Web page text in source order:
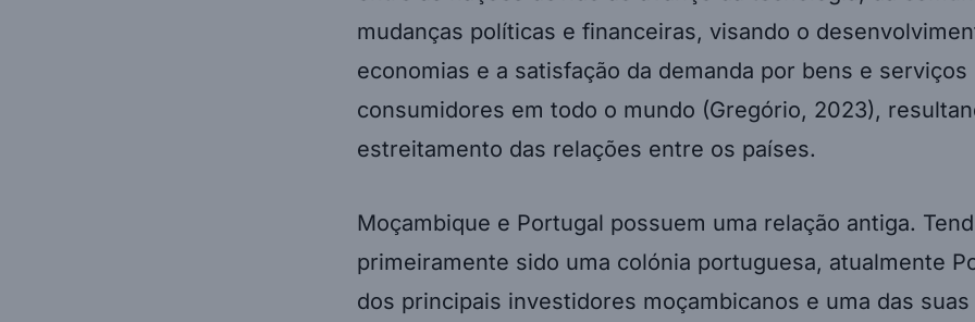
mudanças políticas e financeiras, visando o
economias e a satisfação da demanda por bens e serviços
consumidores em todo o mundo (Gregório, 2023),
estreitamento das relações entre os países.
Moçambique e Portugal possuem uma relação antiga.
primeiramente sido uma colónia portuguesa, atualmente
dos principais investidores moçambicanos e uma das